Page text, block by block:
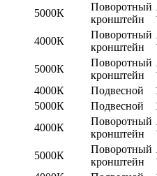
5000К
Поворотный
кронштейн
4000К
Поворотный
кронштейн
5000К
Поворотный
кронштейн
4000К Подвесной
5000К Подвесной
4000К
Поворотный
кронштейн
5000К
Поворотный
кронштейн